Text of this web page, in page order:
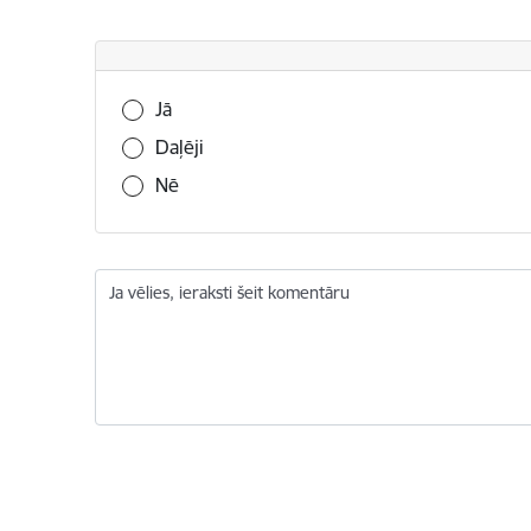
Vai šī informācija bija noderīga?
Jā
Daļēji
Nē
Ja vēlies, ieraksti šeit komentāru